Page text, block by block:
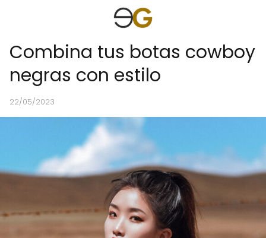
Combina tus botas cowboy
negras con estilo
22/05/2023